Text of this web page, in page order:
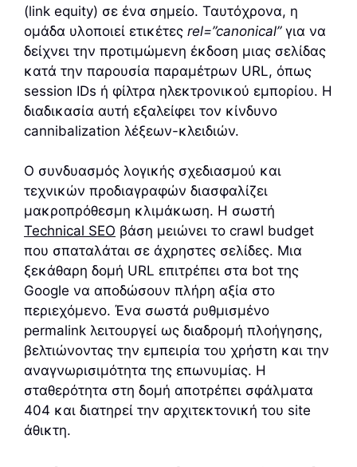
(link equity) σε ένα σημείο. Ταυτόχρονα, η
ομάδα υλοποιεί ετικέτες rel=”canonical”για να
δείχνει την προτιμώμενη έκδοση μιας σελίδας
κατά την παρουσία παραμέτρων URL, όπως
session IDs ή φίλτρα ηλεκτρονικού εμπορίου. Η
διαδικασία αυτή εξαλείφει τον κίνδυνο
cannibalization λέξεων-κλειδιών.
Ο συνδυασμός λογικής σχεδιασμού και
τεχνικών προδιαγραφών διασφαλίζει
μακροπρόθεσμη κλιμάκωση. Η σωστή
Technical SEO βάση μειώνει το crawl budget
που σπαταλάται σε άχρηστες σελίδες. Μια
ξεκάθαρη δομή URL επιτρέπει στα bot της
Google να αποδώσουν πλήρη αξία στο
περιεχόμενο. Ένα σωστά ρυθμισμένο
permalink λειτουργεί ως διαδρομή πλοήγησης,
βελτιώνοντας την εμπειρία του χρήστη και την
αναγνωρισιμότητα της επωνυμίας. Η
σταθερότητα στη δομή αποτρέπει σφάλματα
404 και διατηρεί την αρχιτεκτονική του site
άθικτη.